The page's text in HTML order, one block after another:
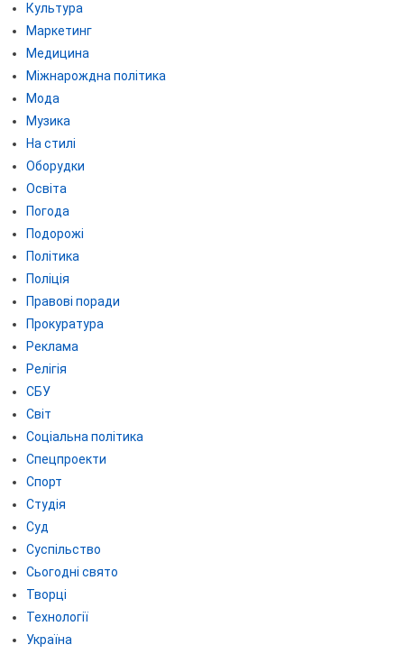
Культура
Маркетинг
Медицина
Міжнарождна політика
Мода
Музика
На стилі
Оборудки
Освіта
Погода
Подорожі
Політика
Поліція
Правові поради
Прокуратура
Реклама
Релігія
СБУ
Світ
Соціальна політика
Спецпроекти
Спорт
Студія
Суд
Суспільство
Сьогодні свято
Творці
Технології
Україна